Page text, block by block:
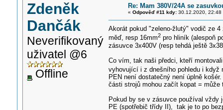
Zdeněk
Dančák
Neverifikovaný
uživatel @6
Offline
Re: Mam 380V/24A se
« Odpověď #11 kdy:30.12.2020, 22:48
Akorát pokud "zeleno-žlutý" vodič ze
měď, resp 16mm2pro hliník (alespoň
zásuvce 3x400V (resp tehdá ještě
Co vím, tak naši předci, kteří
vyhovující i z dnešního pohledu i když
PEN není dostatečný není úplně
části strojů mohou začít kopat = může
Pokud by se v zásuvce používal vždy
PE (spotřebič třídy II), tak je to po